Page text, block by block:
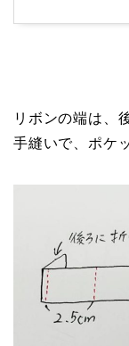
リボンの端は、
手縫いで、ポケ